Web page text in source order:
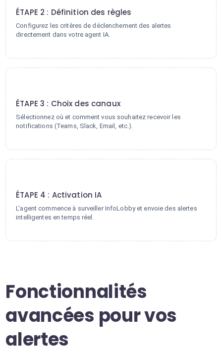
ÉTAPE 2 : Définition des règles
Configurez les critères de déclenchement des alertes
directement dans votre agent IA.
ÉTAPE 3 : Choix des canaux
Sélectionnez où et comment vous souhaitez recevoir les
notifications (Teams, Slack, Email, etc.).
ÉTAPE 4 : Activation IA
L'agent commence à surveiller InfoLobby et envoie des alertes
intelligentes en temps réel.
Fonctionnalités
avancées pour vos
alertes